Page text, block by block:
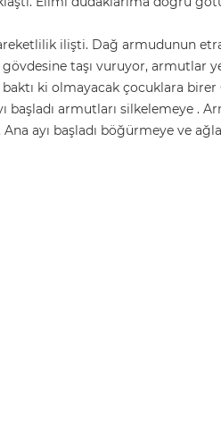
ilişti. Dağ armudunun
taşı vuruyor, armutlar
baktı ki olmayacak çocuklara
başladı armutları silkelemeye .
ayı başladı böğürmeye ve